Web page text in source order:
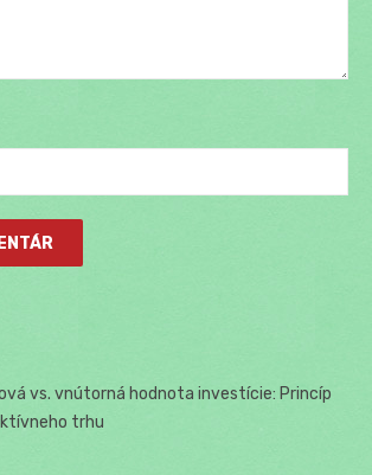
vs. vnútorná hodnota investície: Princíp
trhu